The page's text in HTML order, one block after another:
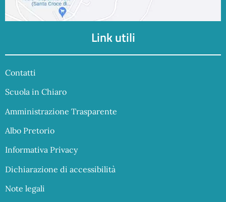
Link utili
Contatti
Scuola in Chiaro
Amministrazione Trasparente
Albo Pretorio
Informativa Privacy
Dichiarazione di accessibilità
Note legali